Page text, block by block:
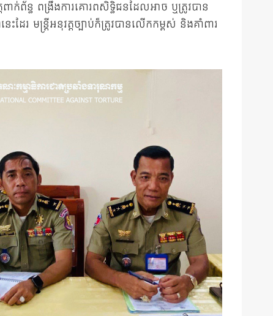
ក់ព័ន្ធ ពង្រឹងការគោរពសិទ្ធិជនដែលអាច ឬត្រូវបាន
ែរ មន្រ្តីអនុវត្តច្បាប់ក៏ត្រូវបានលើកកម្ពស់ និងគាំពារ